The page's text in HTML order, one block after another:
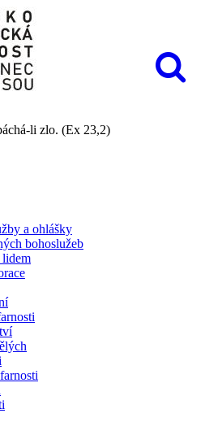
li zlo. (Ex 23,2)
a ohlášky
bohoslužeb
lidem